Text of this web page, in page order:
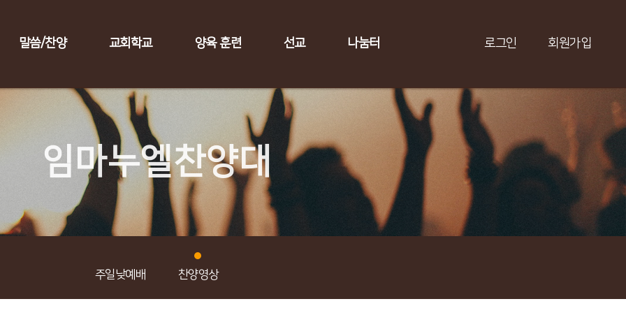
말씀/찬양 교회학교 양육 훈련 선교 나눔터 로그인 회원가입
임마누엘찬양대
주일낮예배 찬양영상